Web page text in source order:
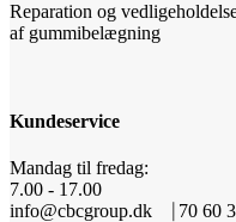
Reparation og
af gummibelægning
Kundeservice
Mandag til fredag:
7.00 - 17.00
info@cbcgroup.dk ⎹ 70 60